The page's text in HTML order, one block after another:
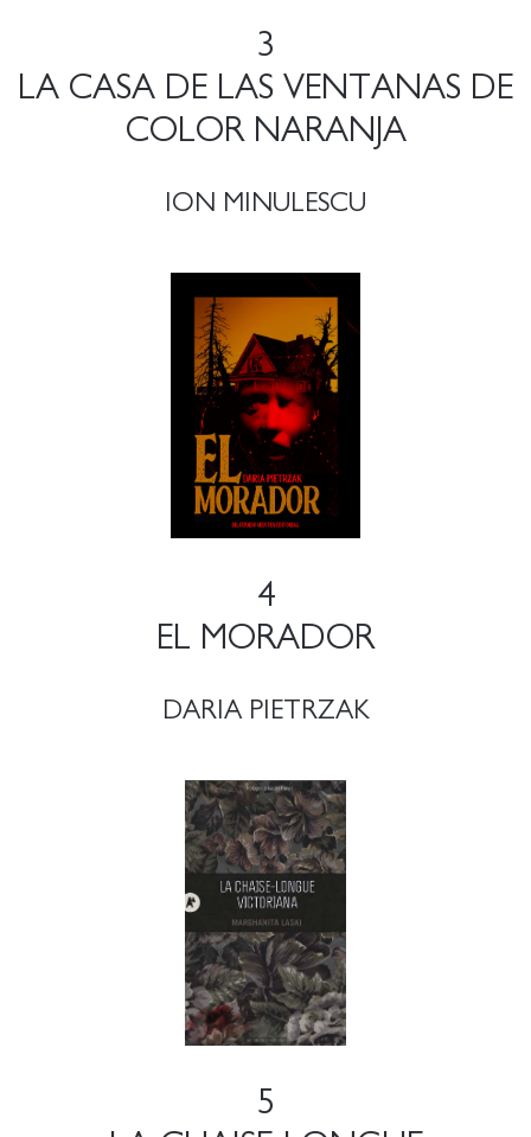
3
LA CASA DE LAS VENTANAS DE
COLOR NARANJA
ION MINULESCU
4
EL MORADOR
DARIA PIETRZAK
5